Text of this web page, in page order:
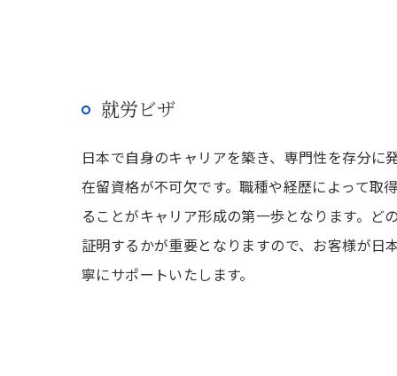
就労ビザ
日本で自身のキャリアを築き、専門性を存分
在留資格が不可欠です。職種や経歴によって取
ることがキャリア形成の第一歩となります。
証明するかが重要となりますので、お客様が
寧にサポートいたします。